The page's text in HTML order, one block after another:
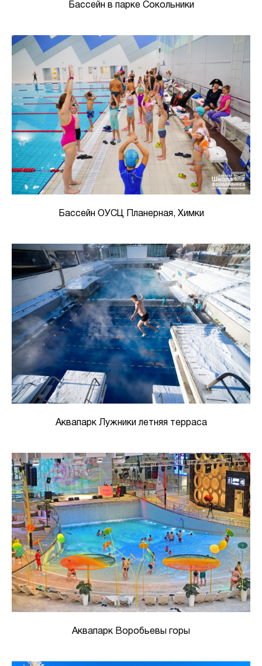
Бассейн в парке Сокольники
Бассейн ОУСЦ Планерная, Химки
Аквапарк Лужники летняя терраса
Аквапарк Воробьевы горы